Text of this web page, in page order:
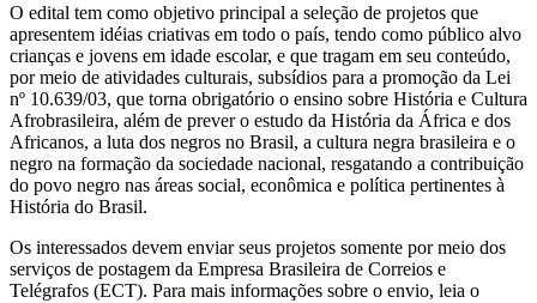
O edital tem como objetivo principal a seleção de projetos que
apresentem idéias criativas em todo o país, tendo como público alvo
crianças e jovens em idade escolar, e que tragam em seu conteúdo,
por meio de atividades culturais, subsídios para a promoção da Lei
nº 10.639/03, que torna obrigatório o ensino sobre História e Cultura
Afrobrasileira, além de prever o estudo da História da África e dos
Africanos, a luta dos negros no Brasil, a cultura negra brasileira e o
negro na formação da sociedade nacional, resgatando a contribuição
do povo negro nas áreas social, econômica e política pertinentes à
História do Brasil.
Os interessados devem enviar seus projetos somente por meio dos
serviços de postagem da Empresa Brasileira de Correios e
Telégrafos (ECT). Para mais informações sobre o envio, leia o